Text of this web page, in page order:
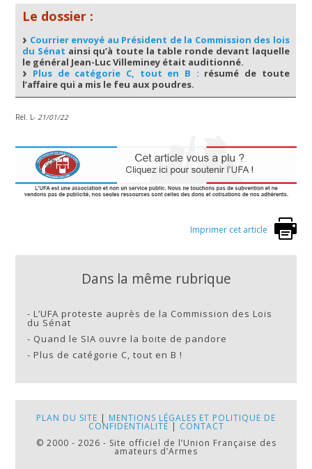
Le dossier :
Courrier envoyé au Président de la Commission des lois
du Sénat ainsi qu’à toute la table ronde devant laquelle
le général Jean-Luc Villeminey était auditionné.
Plus de catégorie C, tout en B : résumé de toute
l’affaire qui a mis le feu aux poudres.
Rel. L-21/01/22
Imprimer cet article
Dans la même rubrique
-L’UFA proteste auprès de la Commission des Lois
du Sénat
- Quand le SIA ouvre la boite de pandore
-Plus de catégorie C, tout en B !
PLAN DU SITE | MENTIONS LÉGALES ET POLITIQUE DE
CONFIDENTIALITÉ | CONTACT
© 2000 - 2026 - Site officiel de l’Union Française des
amateurs d’Armes